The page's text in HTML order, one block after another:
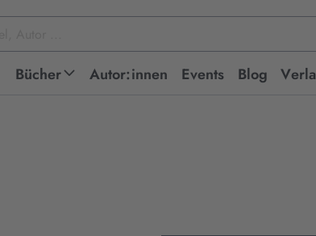
Bücher Autor:innen Events Blog